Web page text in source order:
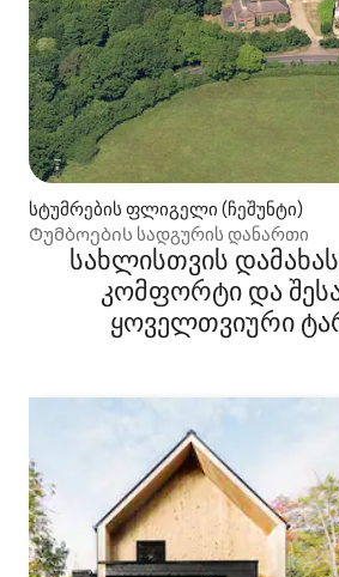
სტუმრების ფლიგელი (ჩეშუნტი)
Ტუმბოების სადგურის დანართი
სახლისთვის
კომფორტი და
ყოველთვიური